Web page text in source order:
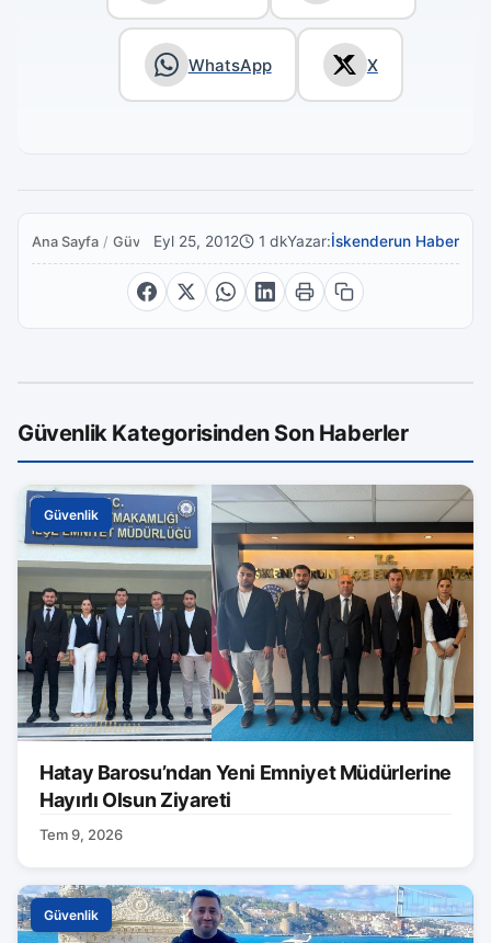
WhatsApp X
Ana Sayfa / GüvenlikEyl 25, 2012 1 dkYazar:İskenderun Haber
Güvenlik Kategorisinden Son Haberler
Güvenlik
Hatay Barosu’ndan Yeni Emniyet Müdürlerine
Hayırlı Olsun Ziyareti
Tem 9, 2026
Güvenlik